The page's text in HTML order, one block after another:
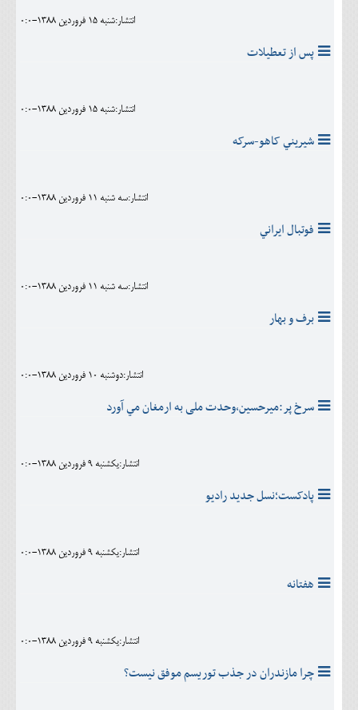
انتشار:شنبه 15 فروردين 1388-0:0
پس از تعطيلات
انتشار:شنبه 15 فروردين 1388-0:0
شيريني کاهو-سرکه
انتشار:سه شنبه 11 فروردين 1388-0:0
فوتبال ايراني
انتشار:سه شنبه 11 فروردين 1388-0:0
برف و بهار
انتشار:دوشنبه 10 فروردين 1388-0:0
سرخ پر:میرحسین،وحدت ملی به ارمغان مي آورد
انتشار:يکشنبه 9 فروردين 1388-0:0
پادکست؛نسل جديد راديو
انتشار:يکشنبه 9 فروردين 1388-0:0
هفتانه
انتشار:يکشنبه 9 فروردين 1388-0:0
چرا مازندران در جذب توریسم موفق نیست؟